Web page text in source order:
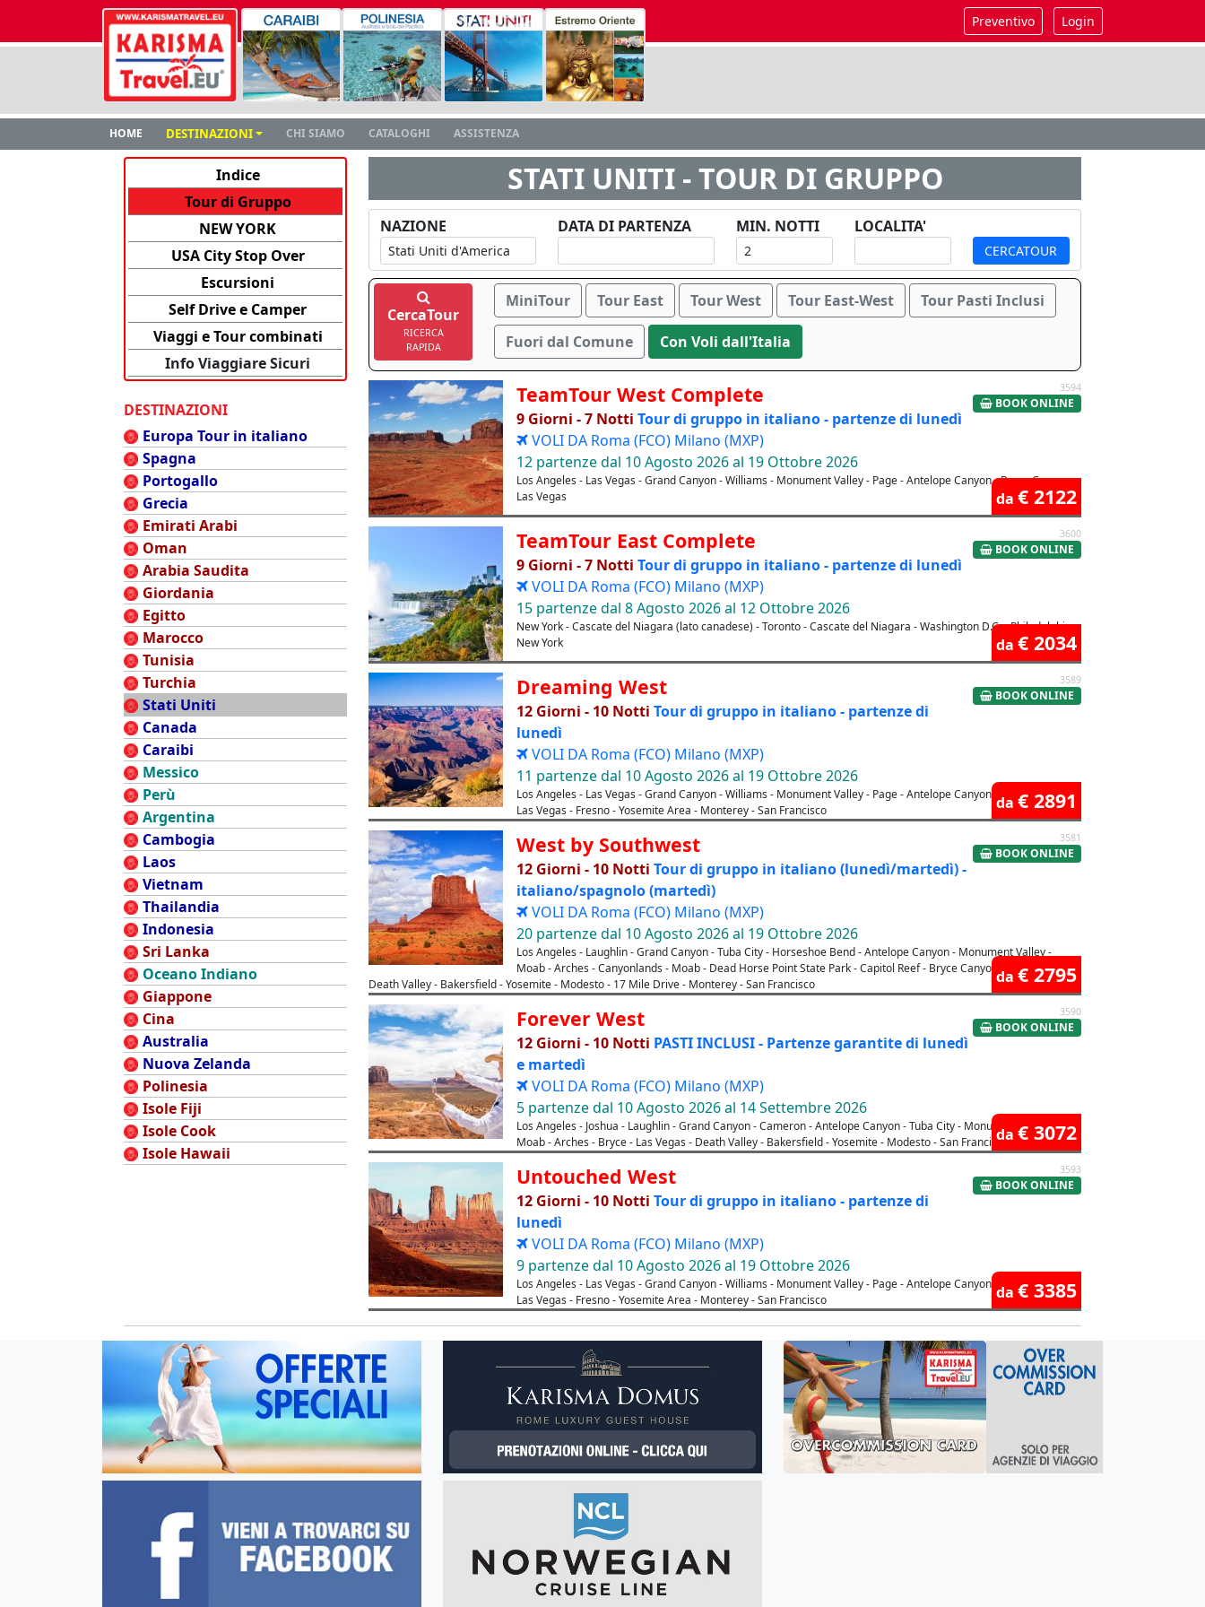
Preventivo Login
HOME DESTINAZIONI CHI SIAMO CATALOGHI ASSISTENZA
Indice
Tour di Gruppo
NEW YORK
USA City Stop Over
Escursioni
Self Drive e Camper
Viaggi e Tour combinati
Info Viaggiare Sicuri
DESTINAZIONI
Europa Tour in italiano
Spagna
Portogallo
Grecia
Emirati Arabi
Oman
Arabia Saudita
Giordania
Egitto
Marocco
Tunisia
Turchia
Stati Uniti
Canada
Caraibi
Messico
Perù
Argentina
Cambogia
Laos
Vietnam
Thailandia
Indonesia
Sri Lanka
Oceano Indiano
Giappone
Cina
Australia
Nuova Zelanda
Polinesia
Isole Fiji
Isole Cook
Isole Hawaii
STATI UNITI - TOUR DI GRUPPO
NAZIONE DATA DI PARTENZA MIN. NOTTI LOCALITA'
CERCATOUR
CercaTour
RICERCA
RAPIDA
MiniTour Tour East Tour West Tour East-West Tour Pasti Inclusi
Fuori dal Comune Con Voli dall'Italia
3594
BOOK ONLINE
TeamTour West Complete
9 Giorni - 7 Notti Tour di gruppo in italiano - partenze di lunedì
VOLI DA Roma (FCO) Milano (MXP)
12 partenze dal 10 Agosto 2026 al 19 Ottobre 2026
Los Angeles - Las Vegas - Grand Canyon - Williams - Monument Valley - Page - Antelope Canyon - Bryce Canyon -
Las Vegas
da € 2122
3600
BOOK ONLINE
TeamTour East Complete
9 Giorni - 7 Notti Tour di gruppo in italiano - partenze di lunedì
VOLI DA Roma (FCO) Milano (MXP)
15 partenze dal 8 Agosto 2026 al 12 Ottobre 2026
New York - Cascate del Niagara (lato canadese) - Toronto - Cascate del Niagara - Washington D.C. - Philadelphia -
New York
da € 2034
3589
BOOK ONLINE
Dreaming West
12 Giorni - 10 Notti Tour di gruppo in italiano - partenze di
lunedì
VOLI DA Roma (FCO) Milano (MXP)
11 partenze dal 10 Agosto 2026 al 19 Ottobre 2026
Los Angeles - Las Vegas - Grand Canyon - Williams - Monument Valley - Page - Antelope Canyon - Bryce Canyon -
Las Vegas - Fresno - Yosemite Area - Monterey - San Francisco
da € 2891
3581
BOOK ONLINE
West by Southwest
12 Giorni - 10 Notti Tour di gruppo in italiano (lunedì/martedì) -
italiano/spagnolo (martedì)
VOLI DA Roma (FCO) Milano (MXP)
20 partenze dal 10 Agosto 2026 al 19 Ottobre 2026
Los Angeles - Laughlin - Grand Canyon - Tuba City - Horseshoe Bend - Antelope Canyon - Monument Valley -
Moab - Arches - Canyonlands - Moab - Dead Horse Point State Park - Capitol Reef - Bryce Canyon - Las Vegas -
Death Valley - Bakersfield - Yosemite - Modesto - 17 Mile Drive - Monterey - San Francisco
da € 2795
3590
BOOK ONLINE
Forever West
12 Giorni - 10 Notti PASTI INCLUSI - Partenze garantite di lunedì
e martedì
VOLI DA Roma (FCO) Milano (MXP)
5 partenze dal 10 Agosto 2026 al 14 Settembre 2026
Los Angeles - Joshua - Laughlin - Grand Canyon - Cameron - Antelope Canyon - Tuba City - Monument Valley -
Moab - Arches - Bryce - Las Vegas - Death Valley - Bakersfield - Yosemite - Modesto - San Francisco
da € 3072
3593
BOOK ONLINE
Untouched West
12 Giorni - 10 Notti Tour di gruppo in italiano - partenze di
lunedì
VOLI DA Roma (FCO) Milano (MXP)
9 partenze dal 10 Agosto 2026 al 19 Ottobre 2026
Los Angeles - Las Vegas - Grand Canyon - Williams - Monument Valley - Page - Antelope Canyon - Bryce Canyon -
Las Vegas - Fresno - Yosemite Area - Monterey - San Francisco
da € 3385